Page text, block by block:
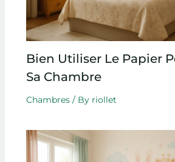
Bien Utiliser Le Papier
Sa Chambre
Chambres/ By riollet